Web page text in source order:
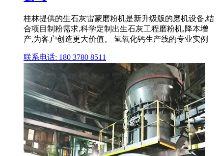
桂林提供的生石灰雷蒙磨粉机是新升级版的磨机设备,结
合项目制粉需求,科学定制出生石灰工程磨粉机,降本增
产,为客户创造更大价值。 氢氧化钙生产线的专业实例
联系电话: 180 3780 8511